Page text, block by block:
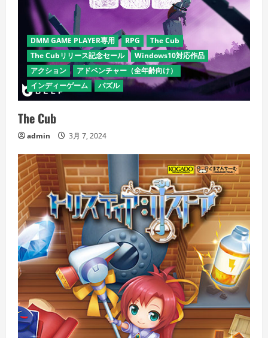
DMM GAME PLAYER専用 RPG
The Cub
The Cubリリース記念セール
Windows10対応作品
アクション
アドベンチャー（全年齢向け）
インディーゲーム
パズル
The Cub
admin 3月 7, 2024